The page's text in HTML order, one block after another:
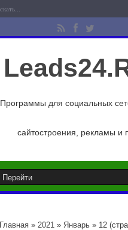
Программы для социальных
сайтостроения, рекламы и
Главная » 2021 » Январь » 12